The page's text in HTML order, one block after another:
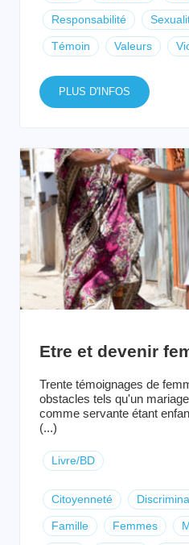
Responsabilité
Témoin Valeurs
PLUS D'INFOS
Etre et devenir
Trente témoignages de
obstacles tels qu'un
comme servante étant
(...)
Livre/BD
Citoyenneté
Famille Femmes